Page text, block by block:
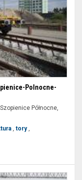
Polnocne-
Północne,
, tory,